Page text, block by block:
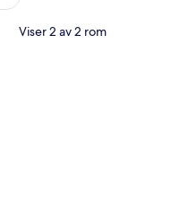
Viser 2 av 2 rom